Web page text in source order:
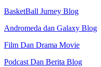
BasketBall Jurney Blog
Andromeda dan Galaxy Blog
Film Dan Drama Movie
Podcast Dan Berita Blog